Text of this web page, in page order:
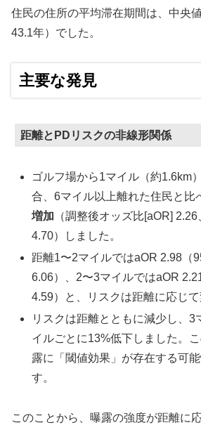
住民の住所の平均滞在期間は、中央
43.1年）でした。
主要な発見
距離とPDリスクの非線形関係
ゴルフ場から1マイル（約1.6km
合、6マイル以上離れた住民と比
増加 （調整後オッズ比[aOR]
4.70）しました。
距離1〜2マイルではaOR 2.98（
6.06）、2〜3マイルではaOR
4.59）と、リスクは距離に応じて
リスクは距離とともに減少し、3
イルごとに13%低下しました。
露に「閾値効果」が存在する可
す。
このことから、曝露の強度が距離に